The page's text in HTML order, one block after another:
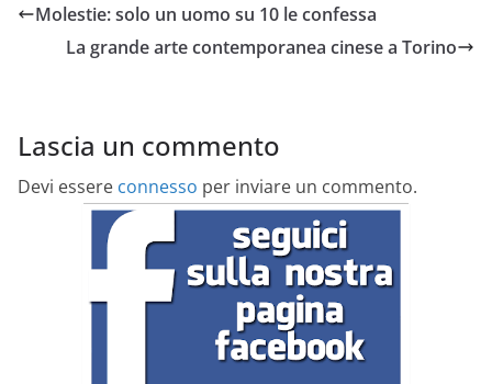
Molestie: solo un uomo su 10 le confessa
La grande arte contemporanea cinese a Torino
Lascia un commento
Devi essere connesso per inviare un commento.